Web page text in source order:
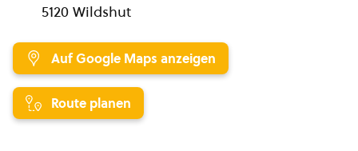
5120 Wildshut
Auf Google Maps anzeigen
Route planen